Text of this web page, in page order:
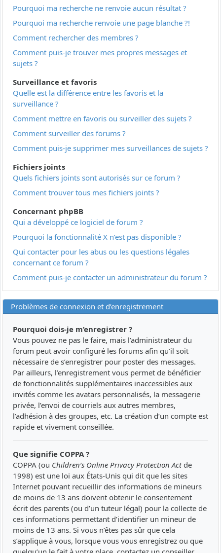
Pourquoi ma recherche ne renvoie aucun résultat ?
Pourquoi ma recherche renvoie une page blanche ?!
Comment rechercher des membres ?
Comment puis-je trouver mes propres messages et
sujets ?
Surveillance et favoris
Quelle est la différence entre les favoris et la
surveillance ?
Comment mettre en favoris ou surveiller des sujets ?
Comment surveiller des forums ?
Comment puis-je supprimer mes surveillances de sujets ?
Fichiers joints
Quels fichiers joints sont autorisés sur ce forum ?
Comment trouver tous mes fichiers joints ?
Concernant phpBB
Qui a développé ce logiciel de forum ?
Pourquoi la fonctionnalité X n’est pas disponible ?
Qui contacter pour les abus ou les questions légales
concernant ce forum ?
Comment puis-je contacter un administrateur du forum ?
Problèmes de connexion et d’enregistrement
Pourquoi dois-je m’enregistrer ?
Vous pouvez ne pas le faire, mais l’administrateur du
forum peut avoir configuré les forums afin qu’il soit
nécessaire de s’enregistrer pour poster des messages.
Par ailleurs, l’enregistrement vous permet de bénéficier
de fonctionnalités supplémentaires inaccessibles aux
invités comme les avatars personnalisés, la messagerie
privée, l’envoi de courriels aux autres membres,
l’adhésion à des groupes, etc. La création d’un compte est
rapide et vivement conseillée.
Que signifie COPPA ?
COPPA (ou Children’s Online Privacy Protection Actde
1998) est une loi aux États-Unis qui dit que les sites
Internet pouvant recueillir des informations de mineurs
de moins de 13 ans doivent obtenir le consentement
écrit des parents (ou d’un tuteur légal) pour la collecte de
ces informations permettant d’identifier un mineur de
moins de 13 ans. Si vous n’êtes pas sûr que cela
s’applique à vous, lorsque vous vous enregistrez ou que